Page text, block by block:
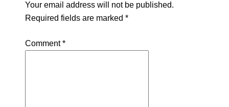
Your email address will not be published.
Required fields are marked *
Comment*